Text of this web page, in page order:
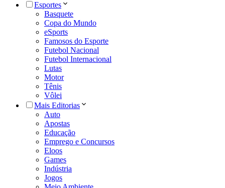
Esportes
Basquete
Copa do Mundo
eSports
Famosos do Esporte
Futebol Nacional
Futebol Internacional
Lutas
Motor
Tênis
Vôlei
Mais Editorias
Auto
Apostas
Educação
Emprego e Concursos
Eloos
Games
Indústria
Jogos